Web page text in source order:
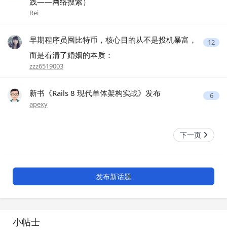
Rei
早期程序员囤比特币，核心目的从不是投机暴富，
而是看清了婚姻的本质：
zzz6519003
12
新书《Rails 8 现代单体架构实战》发布
apexy
6
下一页
发布新话题
小帖士